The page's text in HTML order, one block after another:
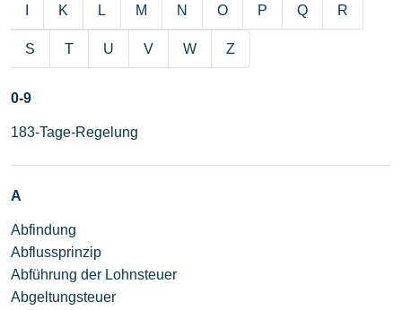
K L M N O P Q R
S T U V W Z
0-9
183-Tage-Regelung
A
Abfindung
Abflussprinzip
Abführung der Lohnsteuer
Abgeltungsteuer